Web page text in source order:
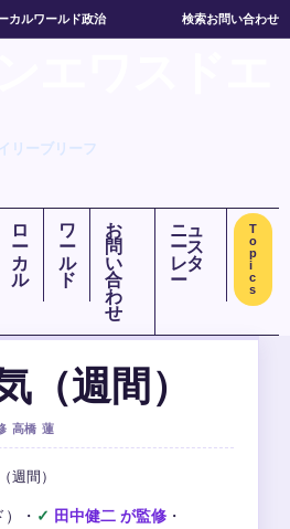
カルワールド政治 検索お問い合わせ
リーブリーフ
ロ
ー
カ
ル
ワ
ー
ル
ド
お
問
い
合
わ
せ
ニュ
ース
レタ
ー
T
o
p
i
c
s
（週間）
高橋 蓮
週間）
・ 田中健二 が監修 ・